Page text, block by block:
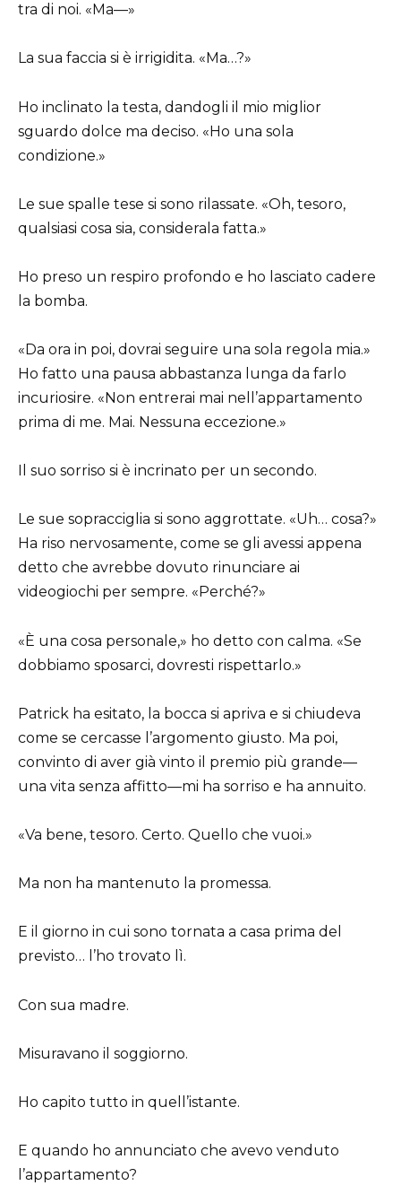
tra di noi. «Ma—»
La sua faccia si è irrigidita. «Ma…?»
Ho inclinato la testa, dandogli il mio miglior
sguardo dolce ma deciso. «Ho una sola
condizione.»
Le sue spalle tese si sono rilassate. «Oh, tesoro,
qualsiasi cosa sia, considerala fatta.»
Ho preso un respiro profondo e ho lasciato cadere
la bomba.
«Da ora in poi, dovrai seguire una sola regola mia.»
Ho fatto una pausa abbastanza lunga da farlo
incuriosire. «Non entrerai mai nell’appartamento
prima di me. Mai. Nessuna eccezione.»
Il suo sorriso si è incrinato per un secondo.
Le sue sopracciglia si sono aggrottate. «Uh… cosa?»
Ha riso nervosamente, come se gli avessi appena
detto che avrebbe dovuto rinunciare ai
videogiochi per sempre. «Perché?»
«È una cosa personale,» ho detto con calma. «Se
dobbiamo sposarci, dovresti rispettarlo.»
Patrick ha esitato, la bocca si apriva e si chiudeva
come se cercasse l’argomento giusto. Ma poi,
convinto di aver già vinto il premio più grande—
una vita senza affitto—mi ha sorriso e ha annuito.
«Va bene, tesoro. Certo. Quello che vuoi.»
Ma non ha mantenuto la promessa.
E il giorno in cui sono tornata a casa prima del
previsto… l’ho trovato lì.
Con sua madre.
Misuravano il soggiorno.
Ho capito tutto in quell’istante.
E quando ho annunciato che avevo venduto
l’appartamento?